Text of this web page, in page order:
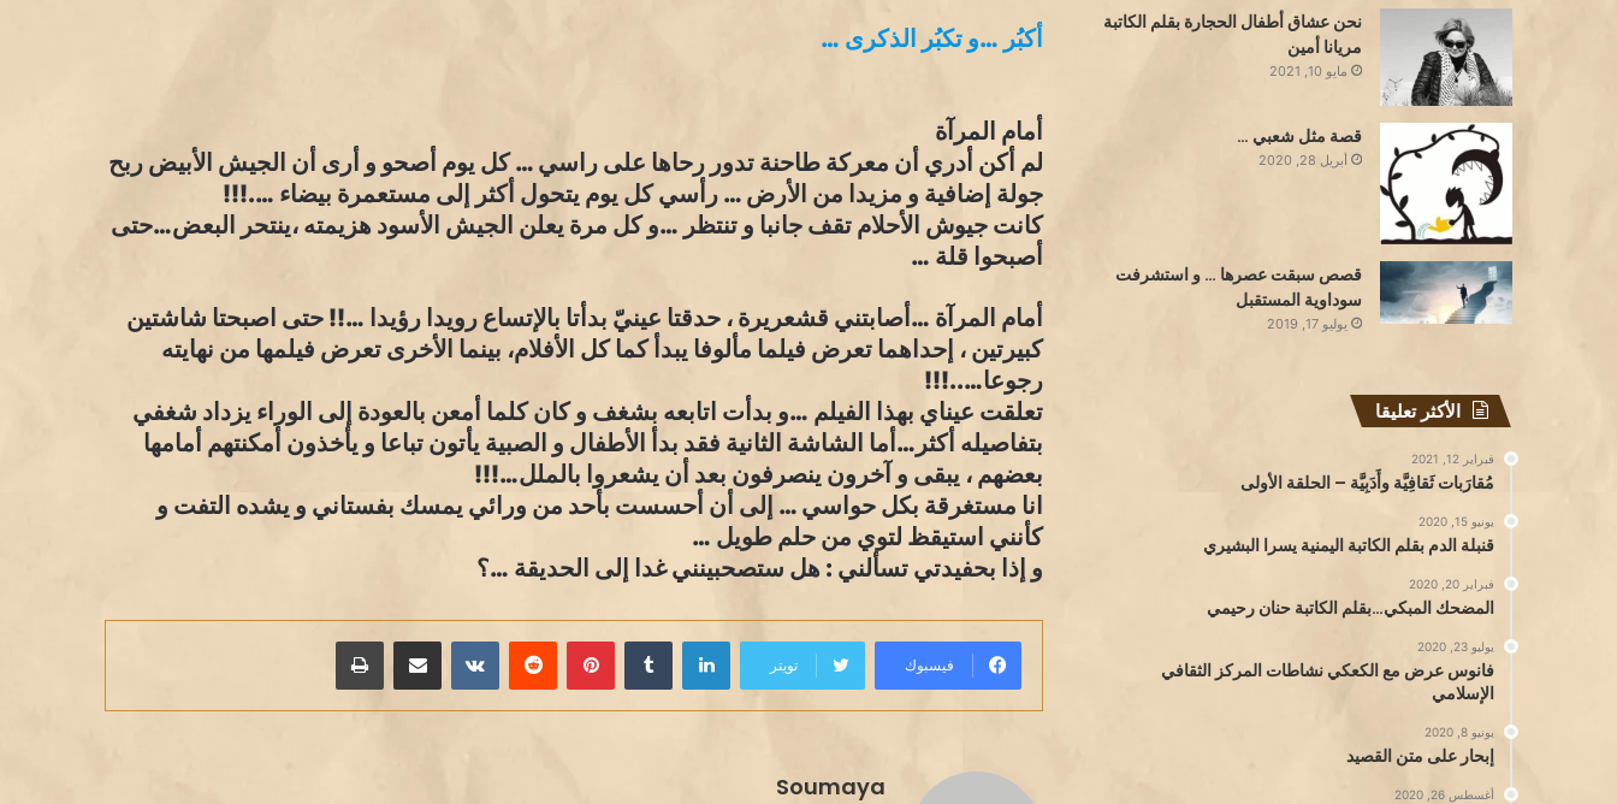
أكبُر …و تكبُر الذكرى …
أمام المرآة
لم أكن أدري أن معركة طاحنة تدور رحاها على راسي … كل يوم أصحو و أرى أن الجيش الأبيض ربح
جولة إضافية و مزيدا من الأرض … رأسي كل يوم يتحول أكثر إلى مستعمرة بيضاء ….!!!
كانت جيوش الأحلام تقف جانبا و تنتظر …و كل مرة يعلن الجيش الأسود هزيمته ،ينتحر البعض…حتى
أصبحوا قلة …
أمام المرآة …أصابتني قشعريرة ، حدقتا عينيّ بدأتا بالإتساع رويدا رؤيدا …!! حتى اصبحتا شاشتين
كبيرتين ، إحداهما تعرض فيلما مألوفا يبدأ كما كل الأفلام، بينما الأخرى تعرض فيلمها من نهايته
رجوعا…..!!!
تعلقت عيناي بهذا الفيلم …و بدأت اتابعه بشغف و كان كلما أمعن بالعودة إلى الوراء يزداد شغفي
بتفاصيله أكثر…أما الشاشة الثانية فقد بدأ الأطفال و الصبية يأتون تباعا و يأخذون أمكنتهم أمامها
بعضهم ، يبقى و آخرون ينصرفون بعد أن يشعروا بالملل…!!!
انا مستغرقة بكل حواسي … إلى أن أحسست بأحد من ورائي يمسك بفستاني و يشده التفت و
كأنني استيقظ لتوي من حلم طويل …
و إذا بحفيدتي تسألني : هل ستصحبينني غدا إلى الحديقة …؟
فيسبوك تويتر
لينكدإن بينتيريست مشاركة عبر البريد طباعة
Soumaya
نحن عشاق أطفال الحجارة بقلم الكاتبة
مريانا أمين
مايو 10, 2021
قصة مثل شعبي …
أبريل 28, 2020
قصص سبقت عصرها … و استشرفت
سوداوية المستقبل
يوليو 17, 2019
الأكثر تعليقا
فبراير 12, 2021
مُقارَبات ثَقافِيَّة وأَدَبِيَّة – الحلقة الأولى
يونيو 15, 2020
قنبلة الدم بقلم الكاتبة اليمنية يسرا البشيري
فبراير 20, 2020
المضحك المبكي…بقلم الكاتبة حنان رحيمي
يوليو 23, 2020
فانوس عرض مع الكعكي نشاطات المركز الثقافي
الإسلامي
يونيو 8, 2020
إبحار على متن القصيد
أغسطس 26, 2020